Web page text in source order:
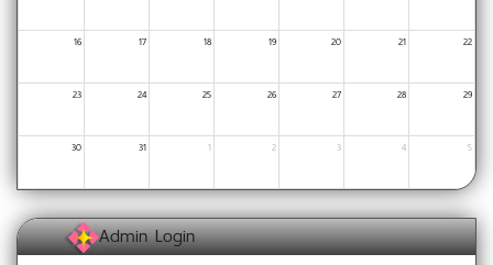
16 17 18 19 20 21 22
23 24 25 26 27 28 29
30 31 1 2 3 4 5
Admin Login